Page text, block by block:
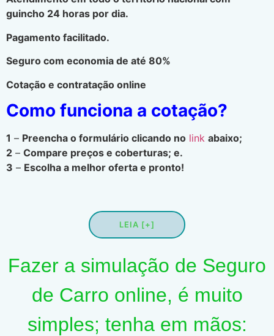
guincho 24 horas por dia.
Pagamento facilitado.
Seguro com economia de até 80%
Cotação e contratação online
Como funciona a cotação?
1 – Preencha o formulário clicando no link abaixo;
2 – Compare preços e coberturas; e.
3 – Escolha a melhor oferta e pronto!
LEIA [+]
Fazer a simulação de Seguro
de Carro online, é muito
simples; tenha em mãos: